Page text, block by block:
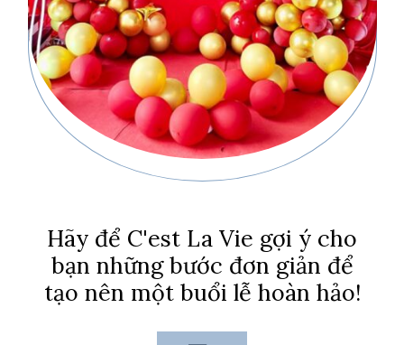
Hãy để C'est La Vie gợi ý cho
bạn những bước đơn giản để
tạo nên một buổi lễ hoàn hảo!